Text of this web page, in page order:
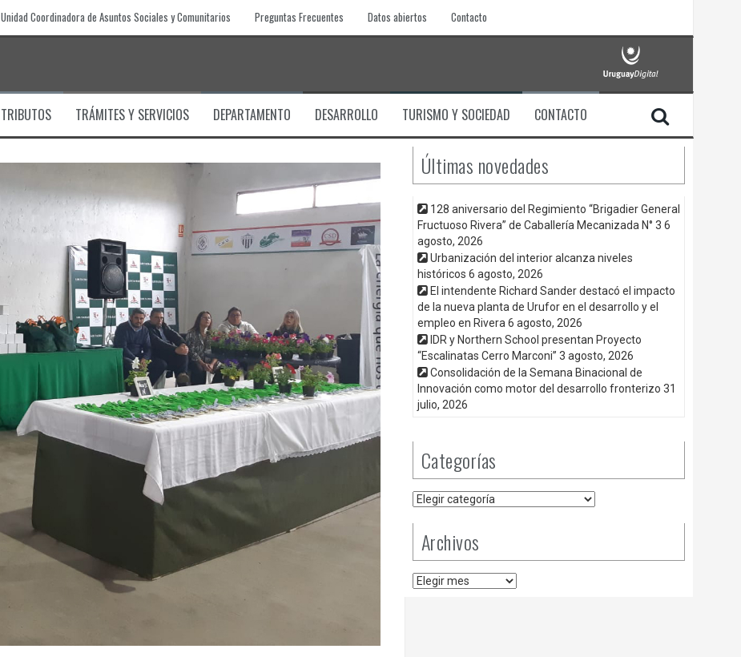
Unidad Coordinadora de Asuntos Sociales y Comunitarios Preguntas Frecuentes Datos abiertos Contacto
TRIBUTOS TRÁMITES Y SERVICIOS DEPARTAMENTO DESARROLLO TURISMO Y SOCIEDAD CONTACTO
Últimas novedades
128 aniversario del Regimiento “Brigadier General
Fructuoso Rivera” de Caballería Mecanizada N° 3 6
agosto, 2026
Urbanización del interior alcanza niveles
históricos 6 agosto, 2026
El intendente Richard Sander destacó el impacto
de la nueva planta de Urufor en el desarrollo y el
empleo en Rivera 6 agosto, 2026
IDR y Northern School presentan Proyecto
“Escalinatas Cerro Marconi” 3 agosto, 2026
Consolidación de la Semana Binacional de
Innovación como motor del desarrollo fronterizo 31
julio, 2026
Categorías
Categorías
Archivos
Archivos